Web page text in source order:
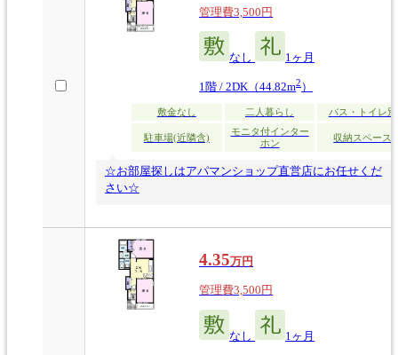
管理費3,500円
なし 1ヶ月
1階 / 2DK（44.82m2）
敷金なし 二人暮らし バス・トイレ別
駐車場(近隣含)
モニタ付インター
ホン
収納スペース
☆お部屋探しはアパマンショップ直営店にお任せくだ
さい☆
4.35万円
管理費3,500円
なし 1ヶ月